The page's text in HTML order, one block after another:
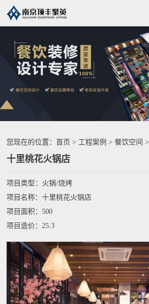
您现在的位置：首页 > 工程案例 > 餐饮空间 >
十里桃花火锅店
项目类型：火锅/烧烤
项目名称：十里桃花火锅店
项目面积：500
项目造价：25.3